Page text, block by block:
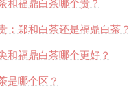
和福鼎白茶哪个贵？
：郑和白茶还是福鼎白茶？
和福鼎白茶哪个更好？
是哪个区？